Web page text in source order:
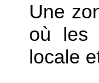
Une
où les
locale